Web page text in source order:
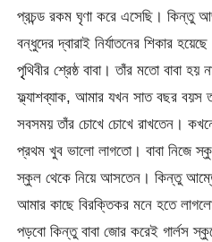
প্রচন্ড রকম ঘৃণা করে এসেছি। কিন্তু
বন্ধুদের দ্বারাই নির্যাতনের শিকার
পৃৃথিবীর শ্রেষ্ঠ বাবা। তাঁর মতো বাবা হয়
ফ্ল্যাশব্যাক, আমার যখন সাত বছর বয়স
সবসময় তাঁর চোখে চোখে রাখতেন।
প্রথম খুব ভালো লাগতো। বাবা নিজে
স্কুল থেকে নিয়ে আসতেন। কিন্তু
আমার কাছে বিরক্তিকর মনে হতে
পড়বো কিন্তু বাবা জোর করেই গার্লস